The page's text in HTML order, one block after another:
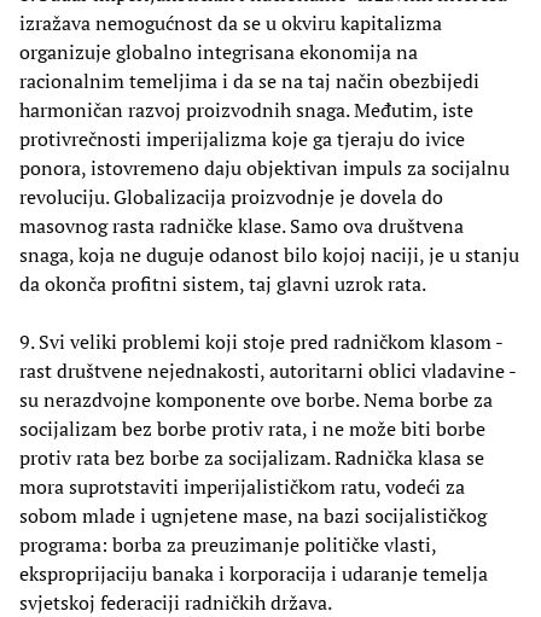
izražava nemogućnost da se u okviru kapitalizma
organizuje globalno integrisana ekonomija na
racionalnim temeljima i da se na taj način obezbijedi
harmoničan razvoj proizvodnih snaga. Međutim, iste
protivrečnosti imperijalizma koje ga tjeraju do ivice
ponora, istovremeno daju objektivan impuls za socijalnu
revoluciju. Globalizacija proizvodnje je dovela do
masovnog rasta radničke klase. Samo ova društvena
snaga, koja ne duguje odanost bilo kojoj naciji, je u stanju
da okonča profitni sistem, taj glavni uzrok rata.
9. Svi veliki problemi koji stoje pred radničkom klasom -
rast društvene nejednakosti, autoritarni oblici vladavine -
su nerazdvojne komponente ove borbe. Nema borbe za
socijalizam bez borbe protiv rata, i ne može biti borbe
protiv rata bez borbe za socijalizam. Radnička klasa se
mora suprotstaviti imperijalističkom ratu, vodeći za
sobom mlade i ugnjetene mase, na bazi socijalističkog
programa: borba za preuzimanje političke vlasti,
eksproprijaciju banaka i korporacija i udaranje temelja
svjetskoj federaciji radničkih država.